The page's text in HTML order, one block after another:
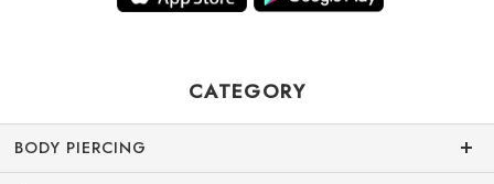
CATEGORY
BODY PIERCING